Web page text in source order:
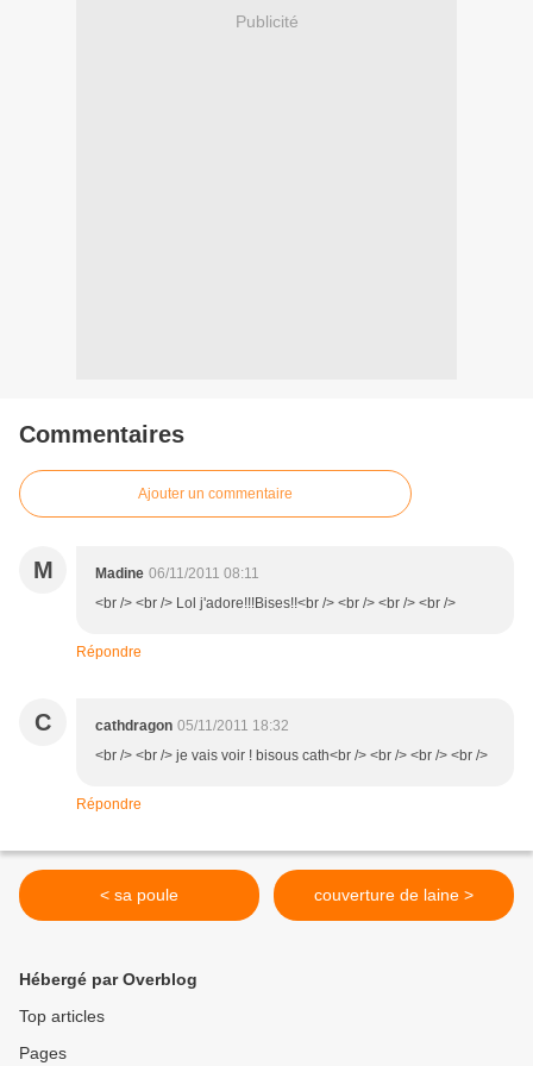
Publicité
Commentaires
Ajouter un commentaire
M Madine 06/11/2011 08:11
<br /> <br /> Lol j'adore!!!Bises!!<br /> <br /> <br /> <br />
Répondre
C cathdragon 05/11/2011 18:32
<br /> <br /> je vais voir ! bisous cath<br /> <br /> <br /> <br />
Répondre
< sa poule couverture de laine >
Hébergé par Overblog
Top articles
Pages